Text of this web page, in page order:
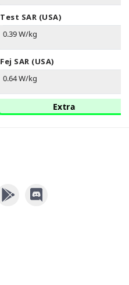
Test SAR (USA)
0.39 W/kg
Fej SAR (USA)
0.64 W/kg
Extra